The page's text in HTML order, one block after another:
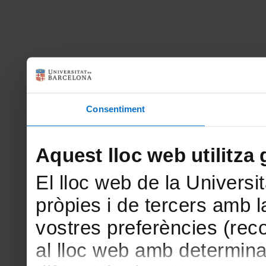
Consentiment
Aquest lloc web utilitza
El lloc web de la
pròpies i de tercers amb
vostres preferències
al lloc web amb